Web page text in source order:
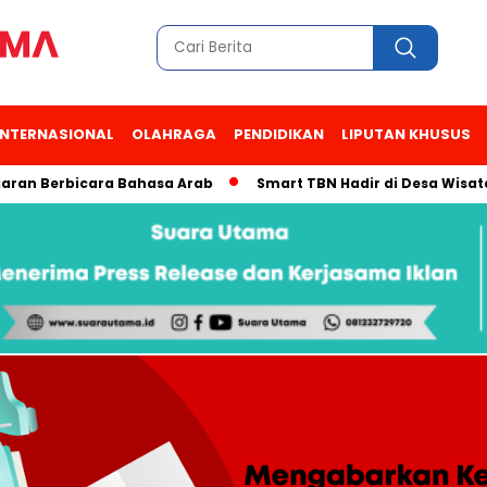
OLAHRAGA PENDIDIKAN LIPUTAN KHUSUS
Bahasa Arab Smart TBN Hadir di Desa Wisata